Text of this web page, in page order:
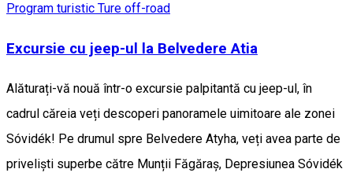
Program turistic Ture off-road
Excursie cu jeep-ul la Belvedere Atia
Alăturați-vă nouă într-o excursie palpitantă cu jeep-ul, în
cadrul căreia veți descoperi panoramele uimitoare ale zonei
Sóvidék! Pe drumul spre Belvedere Atyha, veți avea parte de
priveliști superbe către Munții Făgăraș, Depresiunea Sóvidék